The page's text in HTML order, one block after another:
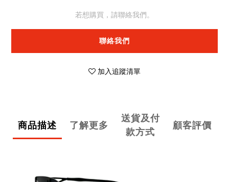
若想購買，請聯絡我們。
聯絡我們
加入追蹤清單
商品描述 了解更多
送貨及付
款方式
顧客評價